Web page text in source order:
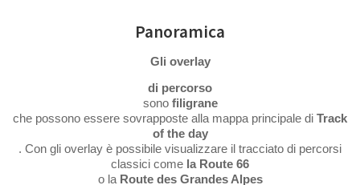
Panoramica
Gli overlay
di percorso
sono filigrane
che possono essere sovrapposte alla mappa principale di Track
of the day
. Con gli overlay è possibile visualizzare il tracciato di percorsi
classici come la Route 66
o la Route des Grandes Alpes